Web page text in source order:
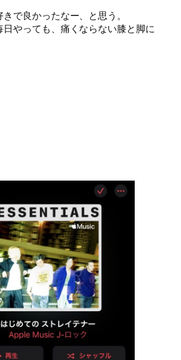
で良かったなー、と思う。
日やっても、痛くならない膝と脚に